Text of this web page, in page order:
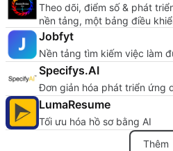
Theo dõi, điểm số & phát
nền tảng, một bảng điều
Jobfyt
Nền tảng tìm kiếm việc làm
Specifys.AI
Đơn giản hóa phát triển ứng
LumaResume
Tối ưu hóa hồ sơ bằng AI
Thêm